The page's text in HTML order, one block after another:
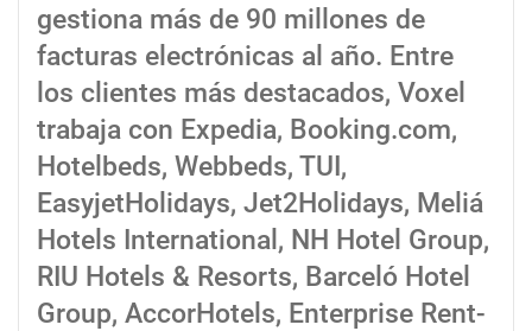
gestiona más de 90 millones de
facturas electrónicas al año. Entre
los clientes más destacados, Voxel
trabaja con Expedia, Booking.com,
Hotelbeds, Webbeds, TUI,
EasyjetHolidays, Jet2Holidays, Meliá
Hotels International, NH Hotel Group,
RIU Hotels & Resorts, Barceló Hotel
Group, AccorHotels, Enterprise Rent-